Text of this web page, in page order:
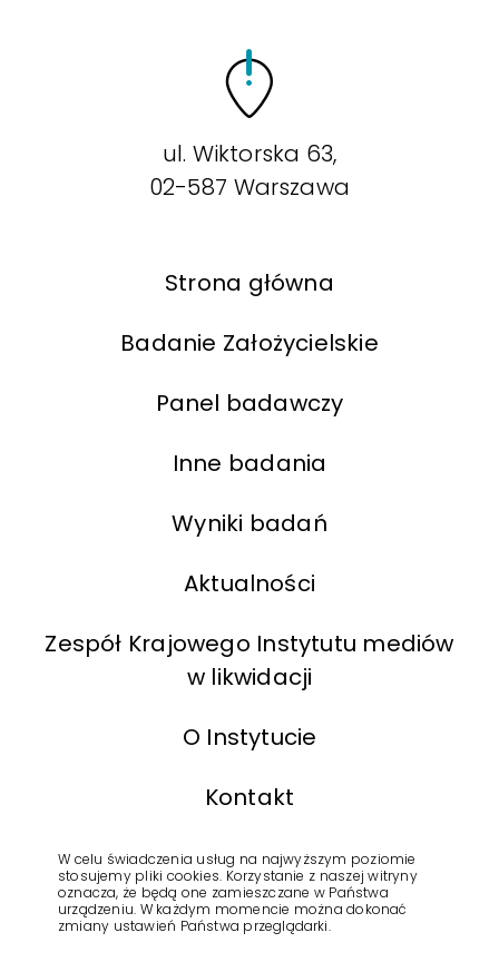
ul. Wiktorska 63,
02-587 Warszawa
Strona główna
Badanie Założycielskie
Panel badawczy
Inne badania
Wyniki badań
Aktualności
Zespół Krajowego Instytutu mediów
w likwidacji
O Instytucie
Kontakt
BIP
Polityka Prywatności
W celu świadczenia usług na najwyższym poziomie
stosujemy pliki cookies. Korzystanie z naszej witryny
oznacza, że będą one zamieszczane w Państwa
urządzeniu. W każdym momencie można dokonać
zmiany ustawień Państwa przeglądarki.